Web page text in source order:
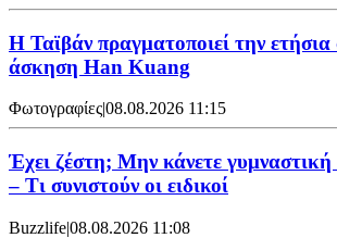
Η Ταϊβάν πραγματοποιεί την
άσκηση Han Kuang
Φωτογραφίες|08.08.2026 11:15
Έχει ζέστη; Μην κάνετε γυμναστική
– Τι συνιστούν οι ειδικοί
Buzzlife|08.08.2026 11:08